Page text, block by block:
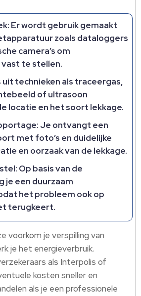
Er wordt gebruik gemaakt
zoals dataloggers
camera’s om
te stellen.
technieken als traceergas,
of ultrasoon
locatie en het soort lekkage.
Je ontvangt een
met foto’s en duidelijke
en oorzaak van de lekkage.
Op basis van de
je een duurzaam
het probleem ook op
terugkeert.
voorkom je verspilling van
je het energieverbruik.
als Interpolis of
kosten sneller en
als je een professionele